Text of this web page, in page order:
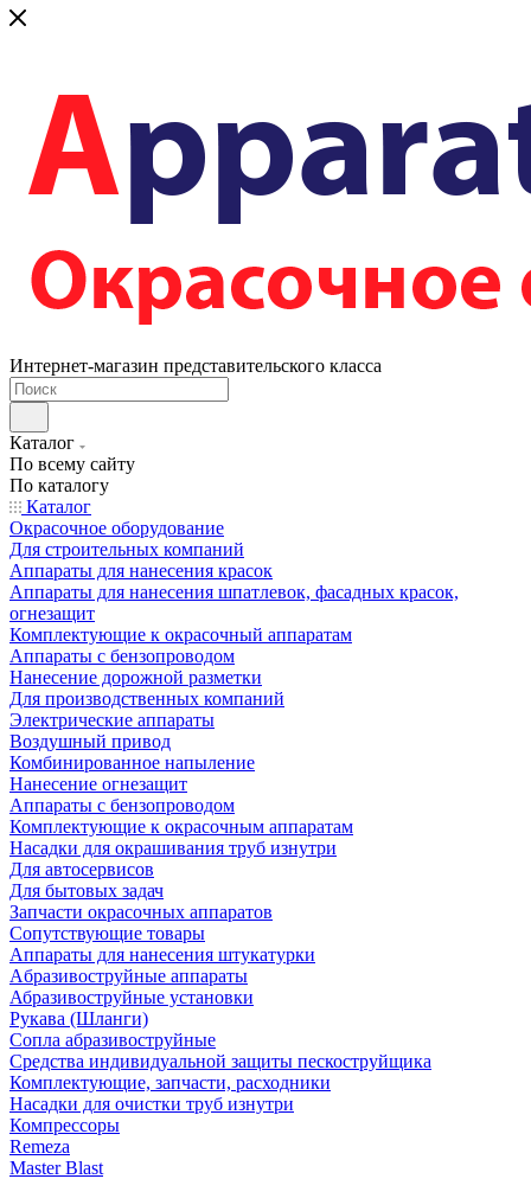
Интернет-магазин представительского класса
Каталог
По всему сайту
По каталогу
Каталог
Окрасочное оборудование
Для строительных компаний
Аппараты для нанесения красок
Аппараты для нанесения шпатлевок, фасадных красок,
огнезащит
Комплектующие к окрасочный аппаратам
Аппараты с бензопроводом
Нанесение дорожной разметки
Для производственных компаний
Электрические аппараты
Воздушный привод
Комбинированное напыление
Нанесение огнезащит
Аппараты с бензопроводом
Комплектующие к окрасочным аппаратам
Насадки для окрашивания труб изнутри
Для автосервисов
Для бытовых задач
Запчасти окрасочных аппаратов
Сопутствующие товары
Аппараты для нанесения штукатурки
Aбразивоструйные аппараты
Абразивоструйные установки
Рукава (Шланги)
Сопла абразивоструйные
Средства индивидуальной защиты пескоструйщика
Комплектующие, запчасти, расходники
Насадки для очистки труб изнутри
Компрессоры
Remeza
Master Blast